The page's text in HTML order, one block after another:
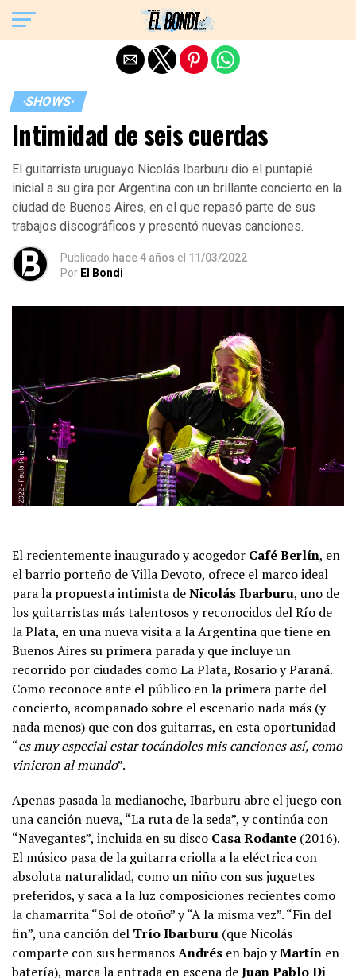
·SHOWS·
Intimidad de seis cuerdas
El guitarrista uruguayo Nicolás Ibarburu dio el puntapié
inicial a su gira por Argentina con un brillante concierto en la
ciudad de Buenos Aires, en el que repasó parte de sus
trabajos discográficos y presentó nuevas canciones.
Publicado hace 4 años el 11/03/2022
Por El Bondi
El recientemente inaugurado y acogedor Café Berlín, en
el barrio porteño de Villa Devoto, ofrece el marco ideal
para la propuesta intimista deNicolás Ibarburu, uno de
los guitarristas más talentosos y reconocidos del Río de
la Plata, en una nueva visita a la Argentina que tiene en
Buenos Aires su primera parada y que incluye un
recorrido por ciudades como La Plata, Rosario y Paraná.
Como reconoce ante el público en la primera parte del
concierto, acompañado sobre el escenario nada más (y
nada menos) que con dos guitarras, en esta oportunidad
“es muy especial estar tocándoles mis canciones así, como
vinieron al mundo”.
Apenas pasada la medianoche, Ibarburu abre el juego con
una canción nueva, “La ruta de la seda”, y continúa con
“Navegantes”, incluida en su disco Casa Rodante (2016).
El músico pasa de la guitarra criolla a la eléctrica con
absoluta naturalidad, como un niño con sus juguetes
preferidos, y saca a la luz composiciones recientes como
la chamarrita “Sol de otoño” y “A la misma vez”. “Fin del
fin”, una canción del Trío Ibarburu (que Nicolás
comparte con sus hermanosAndrés en bajo yMartín en
batería), marca la entrada en escena deJuan Pablo Di
Exit mobile version